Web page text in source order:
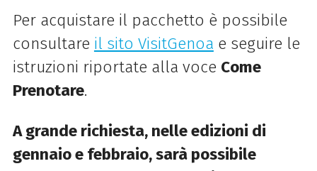
Per acquistare il pacchetto è possibile
consultare il sito VisitGenoa e seguire le
istruzioni riportate alla voce Come
Prenotare.
A grande richiesta, nelle edizioni di
gennaio e febbraio, sarà possibile